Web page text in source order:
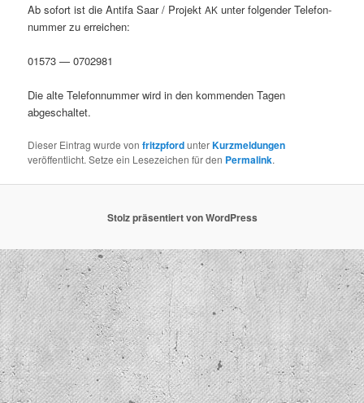
Ab sofort ist die Antifa Saar / Pro­jektAK unter fol­gen­der Tele­fon­
num­mer zu erreichen:
01573 — 0702981
Die alte Tele­fon­num­mer wird in den kom­menden Tagen
abgeschaltet.
Dieser Eintrag wurde vonfritzpfordunterKurzmeldungen
veröffentlicht. Setze ein Lesezeichen für den Permalink.
Stolz präsentiert von WordPress